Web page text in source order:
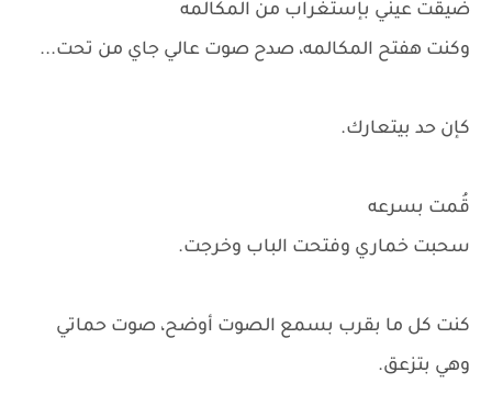
ضيقت عيني بإستغراب من المكالمه
وكنت هفتح المكالمه، صدح صوت عالي جاي من تحت...
كإن حد بيتعارك.
قُمت بسرعه
سحبت خماري وفتحت الباب وخرجت.
كنت كل ما بقرب بسمع الصوت أوضح، صوت حماتي
وهي بتزعق.